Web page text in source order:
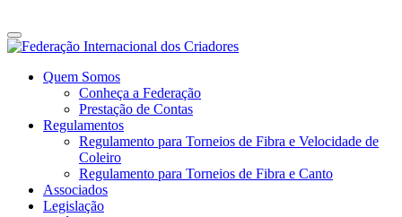
Site da Federação Internacional dos Criadores de Pássaros
Quem Somos
Conheça a Federação
Prestação de Contas
Regulamentos
Regulamento para Torneios de Fibra e Velocidade de
Coleiro
Regulamento para Torneios de Fibra e Canto
Associados
Legislação